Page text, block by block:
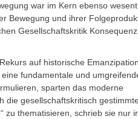
war im Kern ebenso
Bewegung und ihrer
Gesellschaftskritik
auf historische
fundamentale und
sparten das moderne
die gesellschaftskritisch
zu thematisieren, schrieb sie nur